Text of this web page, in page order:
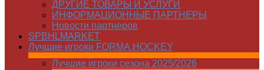
ДРУГИЕ ТОВАРЫ И УСЛУГИ
ИНФОРМАЦИОННЫЕ ПАРТНЁРЫ
Новости партнеров
SPBHLMARKET
Лучшие игроки FORMA.HOCKEY
Лучшие игроки сезона 2025/2026